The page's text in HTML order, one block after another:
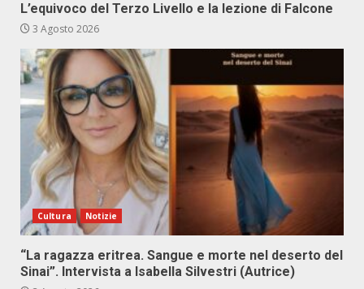
L’equivoco del Terzo Livello e la lezione di Falcone
3 Agosto 2026
Cultura Notizie
“La ragazza eritrea. Sangue e morte nel deserto del
Sinai”. Intervista a Isabella Silvestri (Autrice)